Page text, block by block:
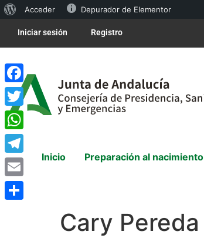
Acceder Depurador de Elementor
Iniciar sesión Registro
Inicio Preparación al nacimiento
Cary Pereda
Facebook
Twitter
WhatsApp
Telegram
Email